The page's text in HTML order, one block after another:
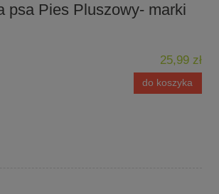
psa Pies Pluszowy- marki
25,99 zł
do koszyka